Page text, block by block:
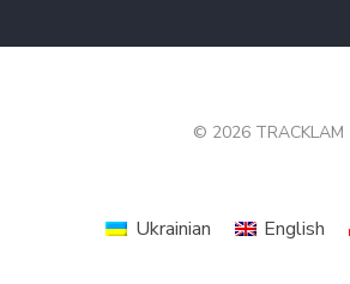
© 2026 TRACKLAM
Ukrainian English